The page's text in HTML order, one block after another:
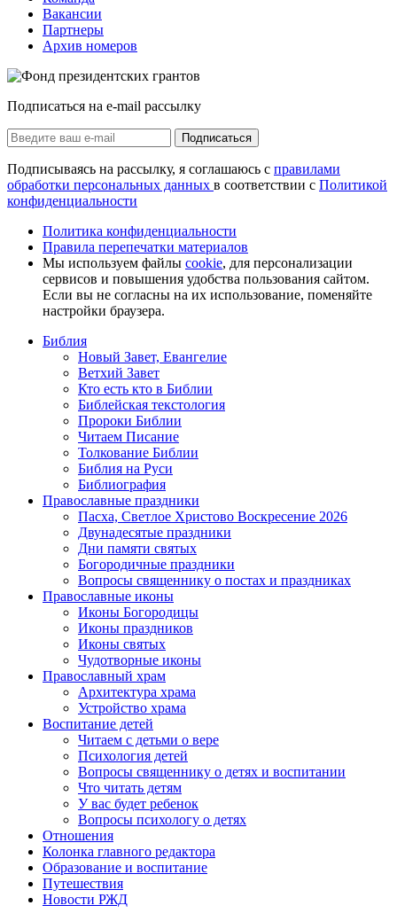
Вакансии
Партнеры
Архив номеров
Подписаться на e-mail рассылку
Подписаться
Подписываясь на рассылку, я соглашаюсь с правилами
обработки персональных данных в соответствии с Политикой
конфиденциальности
Политика конфиденциальности
Правила перепечатки материалов
Мы используем файлы cookie, для персонализации
сервисов и повышения удобства пользования сайтом.
Если вы не согласны на их использование, поменяйте
настройки браузера.
Библия
Новый Завет, Евангелие
Ветхий Завет
Кто есть кто в Библии
Библейская текстология
Пророки Библии
Читаем Писание
Толкование Библии
Библия на Руси
Библиография
Православные праздники
Пасха, Светлое Христово Воскресение 2026
Двунадесятые праздники
Дни памяти святых
Богородичные праздники
Вопросы священнику о постах и праздниках
Православные иконы
Иконы Богородицы
Иконы праздников
Иконы святых
Чудотворные иконы
Православный храм
Архитектура храма
Устройство храма
Воспитание детей
Читаем с детьми о вере
Психология детей
Вопросы священнику о детях и воспитании
Что читать детям
У вас будет ребенок
Вопросы психологу о детях
Отношения
Колонка главного редактора
Образование и воспитание
Путешествия
Новости РЖД